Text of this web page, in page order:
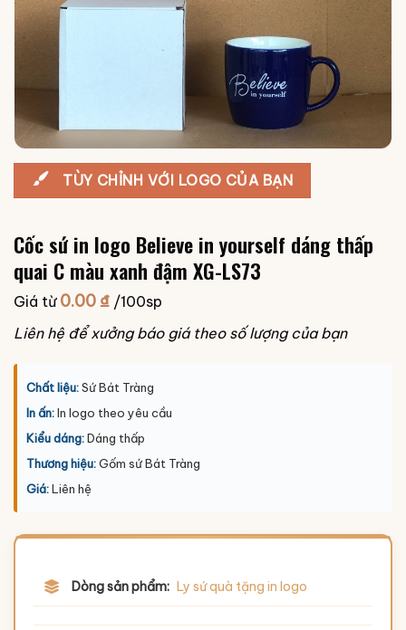
TÙY CHỈNH VỚI LOGO CỦA BẠN
Cốc sứ in logo Believe in yourself dáng thấp
quai C màu xanh đậm XG-LS73
Giá từ 0.00₫ /100sp
Liên hệ để xưởng báo giá theo số lượng của bạn
Chất liệu:Sứ Bát Tràng
In ấn:In logo theo yêu cầu
Kiểu dáng:Dáng thấp
Thương hiệu:Gốm sứ Bát Tràng
Giá:Liên hệ
Dòng sản phẩm: Ly sứ quà tặng in logo